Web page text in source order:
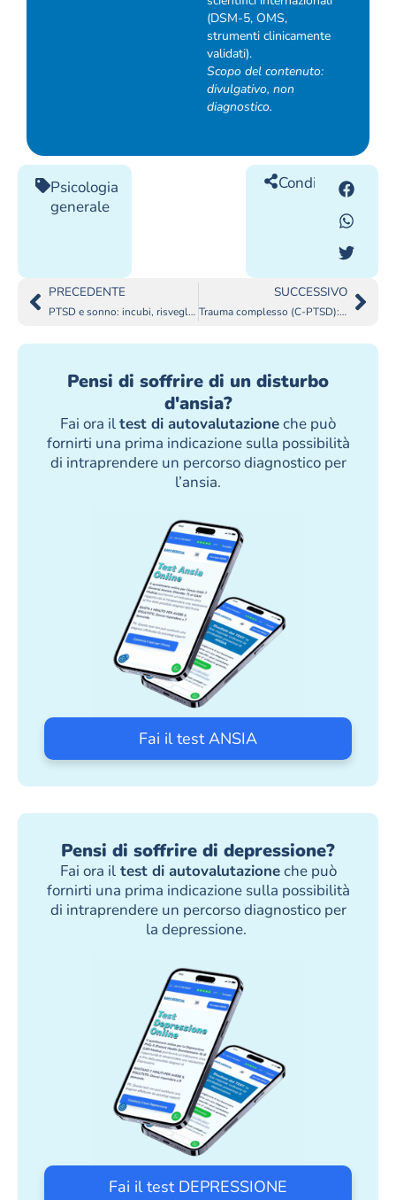
(DSM-5, OMS,
strumenti clinicamente
validati).
Scopo del contenuto:
divulgativo, non
diagnostico.
Psicologia
generale
Condividilo
PRECEDENTE
PTSD e sonno: incubi, risvegli e paura di addormentarsi (strategie pratiche)
SUCCESSIVO
Trauma complesso (C-PTSD): segnali, differenze e perché spesso viene confuso
Pensi di soffrire di un disturbo
d'ansia?
Fai ora iltest di autovalutazioneche può
fornirti una prima indicazione sulla possibilità
di intraprendere un percorso diagnostico per
l’ansia.
Fai il test ANSIA
Pensi di soffrire di depressione?
Fai ora iltest di autovalutazioneche può
fornirti una prima indicazione sulla possibilità
di intraprendere un percorso diagnostico per
la depressione.
Fai il test DEPRESSIONE